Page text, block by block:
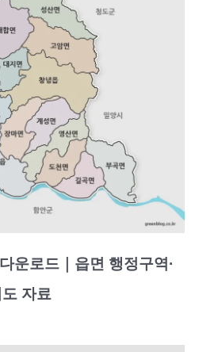
운로드｜읍면 행정구역·
자료